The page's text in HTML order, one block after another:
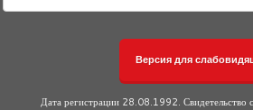
Версия для
Дата регистрации 28.08.1992.